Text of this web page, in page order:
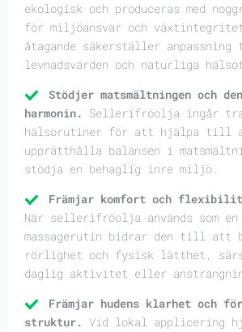
ekologisk och produceras med
för miljöansvar och
åtagande säkerställer
levnadsvärden och naturliga
Stödjer matsmältningen och
harmonin. Sellerifröolja ingår
hälsorutiner för att hjälpa till
upprätthålla balansen i
stödja en behaglig inre miljö.
Främjar komfort och
När sellerifröolja används som
massagerutin bidrar den till att
rörlighet och fysisk lätthet,
daglig aktivitet eller
Främjar hudens klarhet och
struktur. Vid lokal applicering